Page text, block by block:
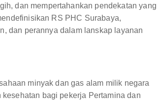
dan mempertahankan pendekatan yang
RS PHC Surabaya,
dan perannya dalam lanskap layanan
minyak dan gas alam milik negara
bagi pekerja Pertamina dan